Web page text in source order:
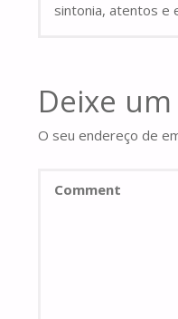
sintonia, atentos e
Deixe
O seu endereço de